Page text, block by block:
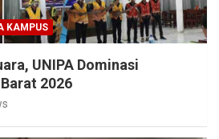
KAMPUS
UNIPA Dominasi
2026